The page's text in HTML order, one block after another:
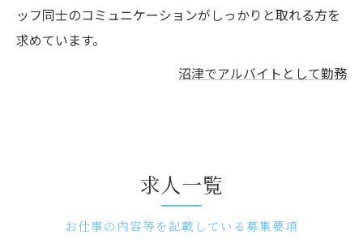
ッフ同士のコミュニケーションがしっかりと取れる方を
求めています。
沼津でアルバイトとして勤務
求人一覧
お仕事の内容等を記載している募集要項